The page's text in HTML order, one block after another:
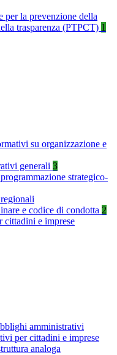
per la prevenzione della
trasparenza (PTPCT) 1
su organizzazione e
generali 3
strategico-
e codice di condotta 2
cittadini e imprese
amministrativi
per cittadini e imprese
analoga